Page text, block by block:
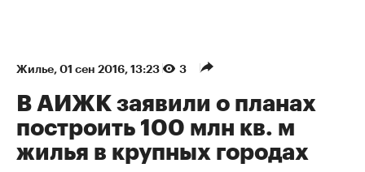
Жилье⁠, 01 сен 2016, 13:23 3
В АИЖК заявили о планах
построить 100 млн кв. м
жилья в крупных городах